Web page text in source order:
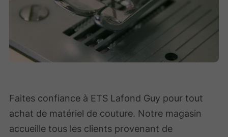
Faites confiance à ETS Lafond Guy pour tout
achat de matériel de couture. Notre magasin
accueille tous les clients provenant de